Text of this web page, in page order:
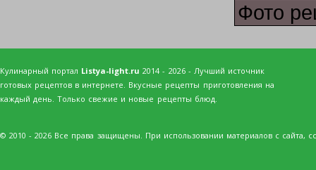
Фото
Кулинарный портал Listya-light.ru 2014 - 2026 - Лучший источник
готовых рецептов в интернете. Вкусные рецепты приготовления на
каждый день. Только свежие и новые рецепты блюд.
© 2010 - 2026 Все права защищены. При использовании материалов с сайта,